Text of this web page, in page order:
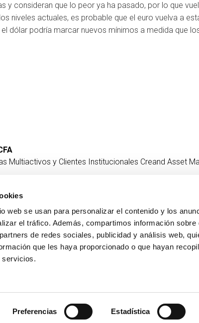
web se usan para personalizar el contenido y los
el tráfico. Además, compartimos información sobre
de redes sociales, publicidad y análisis web,
que les haya proporcionado o que hayan
servicios.
Preferencias Estadística
consideran que lo peor ya ha pasado, por lo que
niveles actuales, es probable que el euro vuelva a
dólar podría marcar nuevos mínimos a medida que
Multiactivos y Clientes Institucionales Creand Asset
CONTACTO
+376 88 88 88
MÁS
Gobierno